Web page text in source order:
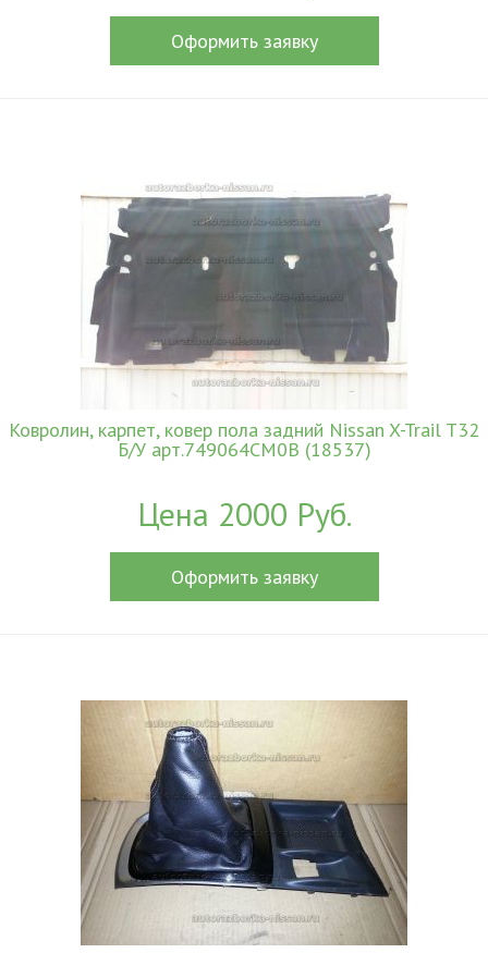
Оформить заявку
Ковролин, карпет, ковер пола задний Nissan X-Trail T32
Б/У арт.749064CM0B (18537)
Цена 2000 Руб.
Оформить заявку